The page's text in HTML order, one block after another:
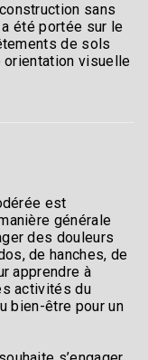
sans
été portée sur le
de sols
orientation visuelle
est
générale
des douleurs
de hanches, de
apprendre à
activités du
bien-être pour un